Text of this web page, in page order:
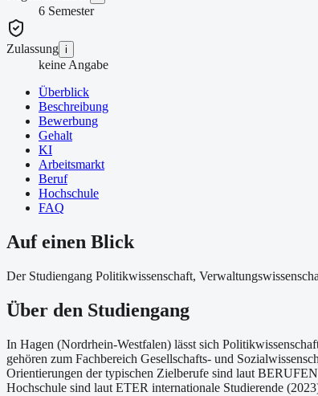
6 Semester
Zulassung i
keine Angabe
Überblick
Beschreibung
Bewerbung
Gehalt
KI
Arbeitsmarkt
Beruf
Hochschule
FAQ
Auf einen Blick
Der Studiengang Politikwissenschaft,
Über den Studiengang
In Hagen (Nordrhein-Westfalen) lässt sich
gehören zum Fachbereich Gesellschafts- und
Orientierungen der typischen Zielberufe sind laut
Hochschule sind laut ETER internationale Studierende